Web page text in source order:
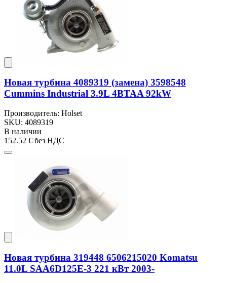
Новая турбина 4089319 (замена) 3598548
Cummins Industrial 3.9L 4BTAA 92kW
Производитель: Holset
SKU: 4089319
В наличии
152.52 € без НДС
Новая турбина 319448 6506215020 Komatsu
11.0L SAA6D125E-3 221 кВт 2003-